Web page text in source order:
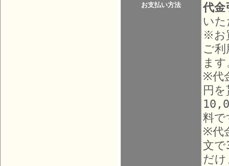
お支払い方法
代金
い
※お
ご
ま
※代
円
料で
※代
文
だ